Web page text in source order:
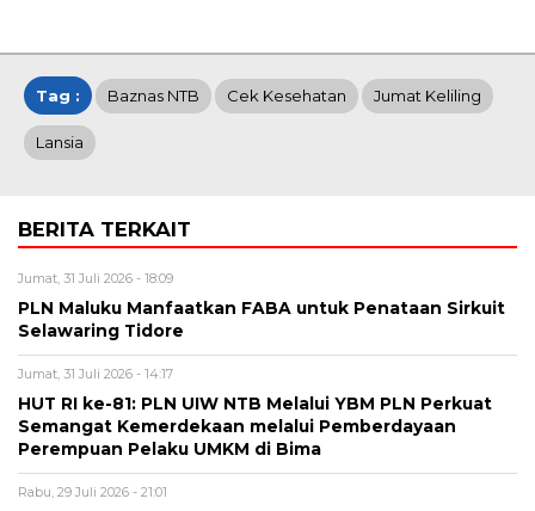
Tag : Baznas NTB Cek Kesehatan Jumat Keliling
Lansia
BERITA TERKAIT
Jumat, 31 Juli 2026 - 18:09
PLN Maluku Manfaatkan FABA untuk Penataan Sirkuit
Selawaring Tidore
Jumat, 31 Juli 2026 - 14:17
HUT RI ke-81: PLN UIW NTB Melalui YBM PLN Perkuat
Semangat Kemerdekaan melalui Pemberdayaan
Perempuan Pelaku UMKM di Bima
Rabu, 29 Juli 2026 - 21:01